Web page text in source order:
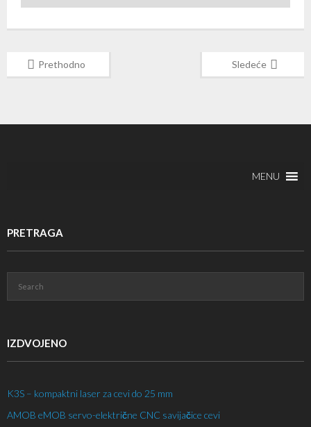
Prethodno Sledeće
MENU
PRETRAGA
IZDVOJENO
K3S – kompaktni laser za cevi do 25 mm
AMOB eMOB servo-električne CNC savijačice cevi